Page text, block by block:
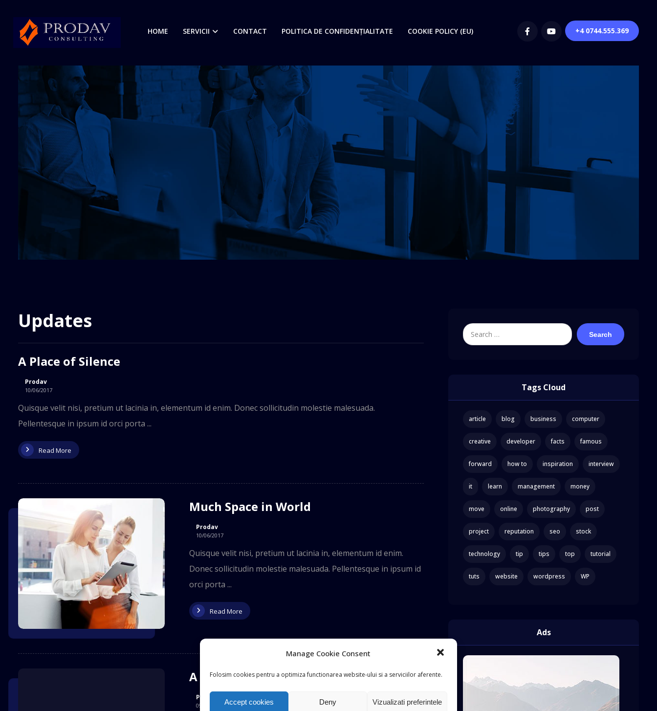
Manage Cookie Consent
Folosim cookies pentru a optimiza functionarea website-ului si a serviciilor aferente.
Accept cookies Deny Vizualizati preferintele
HOME SERVICII CONTACT POLITICA DE CONFIDENȚIALITATE COOKIE POLICY (EU) +4 0744.555.369
Updates
A Place of Silence
Prodav
10/06/2017
Quisque velit nisi, pretium ut lacinia in, elementum id enim. Donec sollicitudin molestie malesuada.
Pellentesque in ipsum id orci porta ...
Read More
Much Space in World
Prodav
10/06/2017
Quisque velit nisi, pretium ut lacinia in, elementum id enim.
Donec sollicitudin molestie malesuada. Pellentesque in ipsum id
orci porta ...
Read More
A Trip to the Unknown
Prodav
09/06/2017
Search
Tags Cloud
article blog business computer
creative developer facts famous
forward how to inspiration interview
it learn management money
move online photography post
project reputation seo stock
technology tip tips top tutorial
tuts website wordpress WP
Ads